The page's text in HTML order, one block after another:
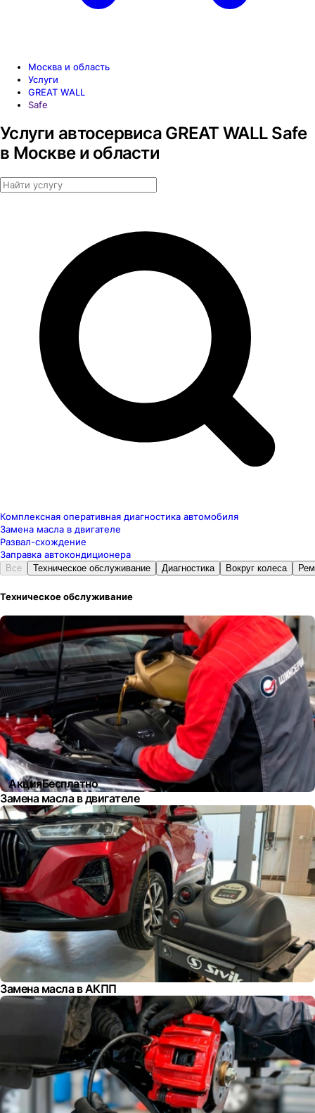
Москва и область
Услуги
GREAT WALL
Safe
Услуги автосервиса GREAT WALL Safe
в Москве и области
Комплексная оперативная диагностика автомобиля
Замена масла в двигателе
Развал-схождение
Заправка автокондиционера
Все Техническое обслуживание Диагностика Вокруг колеса
Техническое обслуживание
АкцияБесплатно
Замена масла в двигателе
Замена масла в АКПП